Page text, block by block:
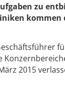
zu
kommen
2015